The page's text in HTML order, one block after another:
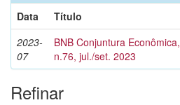
Data
Título
2023-
07
BNB Conjuntura Econômica,
n.76, jul./set. 2023
Refinar